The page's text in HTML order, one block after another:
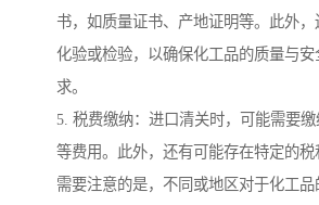
书，如质量证书、产地证明等。此外
化验或检验，以确保化工品的质量与
求。
5. 税费缴纳：进口清关时，可能需要
等费用。此外，还有可能存在特定的税
需要注意的是，不同或地区对于化工